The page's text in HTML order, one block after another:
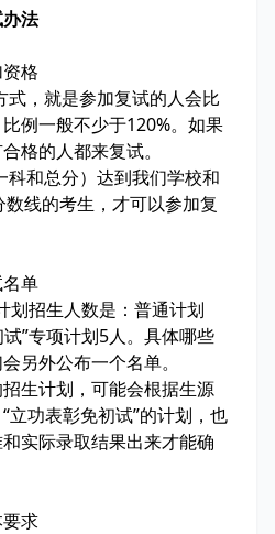
法
格
，就是参加复试的人会比
例一般不少于120%。如果
格的人都来复试。
和总分）达到我们学校和
线的考生，才可以参加复
名单
划招生人数是：普通计划
”专项计划5人。具体哪些
另外公布一个名单。
生计划，可能会根据生源
立功表彰免初试”的计划，也
实际录取结果出来才能确
要求